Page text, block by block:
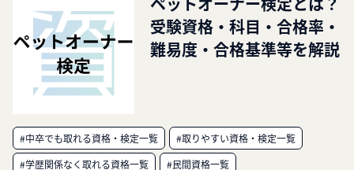
受験資格・科目・合格率・
難易度・合格基準等を解説
#中卒でも取れる資格・検定一覧
#取りやすい資格・検定一覧
#学歴関係なく取れる資格一覧
#民間資格一覧